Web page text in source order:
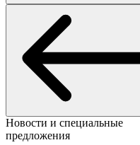
Новости и специальные
предложения